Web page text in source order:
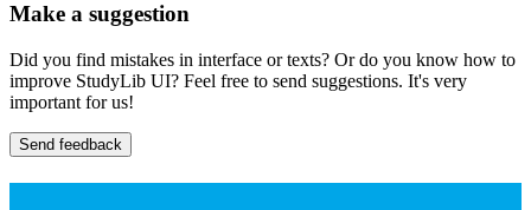
Make a suggestion
Did you find mistakes in interface or texts? Or do you know how to
improve StudyLib UI? Feel free to send suggestions. It's very
important for us!
Send feedback